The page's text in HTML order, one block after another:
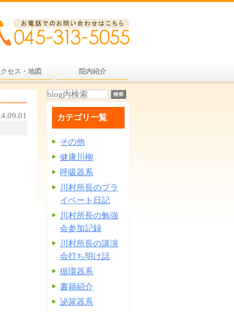
セス・地図 院内紹介
カテゴリ一覧
その他
健康川柳
呼吸器系
川村所長のプラ
イベート日記
川村所長の勉強
会参加記録
川村所長の講演
会打ち明け話
循環器系
書籍紹介
泌尿器系